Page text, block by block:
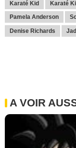
Karaté Kid
Karaté
Pamela Anderson
Denise Richards
A VOIR